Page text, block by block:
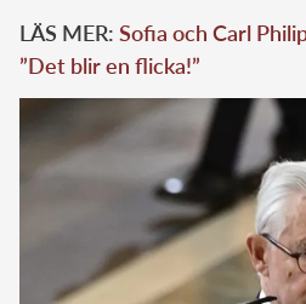
LÄS MER: Sofia och Carl
”Det blir en flicka!”